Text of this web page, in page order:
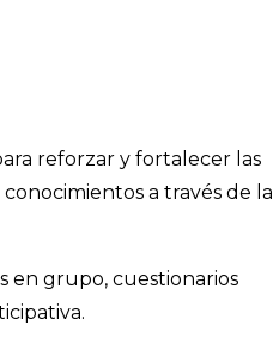
reforzar y fortalecer las
a través de la
en grupo, cuestionarios